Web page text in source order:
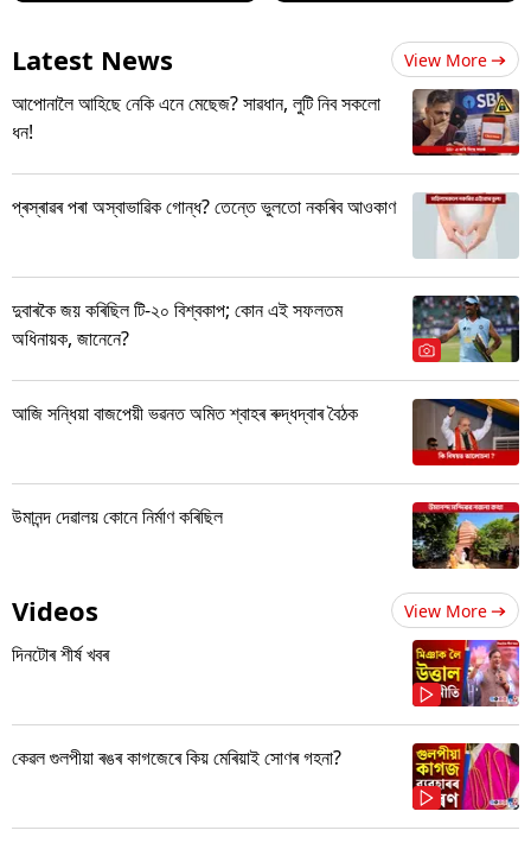
Latest News View More
আপোনালৈ আহিছে নেকি এনে মেছেজ? সাৱধান, লুটি নিব সকলো
ধন!
প্ৰস্ৰাৱৰ পৰা অস্বাভাৱিক গোন্ধ? তেন্তে ভুলতো নকৰিব আওকাণ
দুবাৰকৈ জয় কৰিছিল টি-২০ বিশ্বকাপ; কোন এই সফলতম
অধিনায়ক, জানেনে?
আজি সন্ধিয়া বাজপেয়ী ভৱনত অমিত শ্বাহৰ ৰুদ্ধদ্বাৰ বৈঠক
উমানন্দ দেৱালয় কোনে নিৰ্মাণ কৰিছিল
Videos View More
দিনটোৰ শীৰ্ষ খবৰ
কেৱল গুলপীয়া ৰঙৰ কাগজেৰে কিয় মেৰিয়াই সোণৰ গহনা?